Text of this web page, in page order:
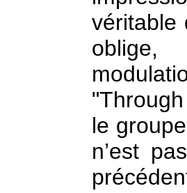
véritable
le
n’est